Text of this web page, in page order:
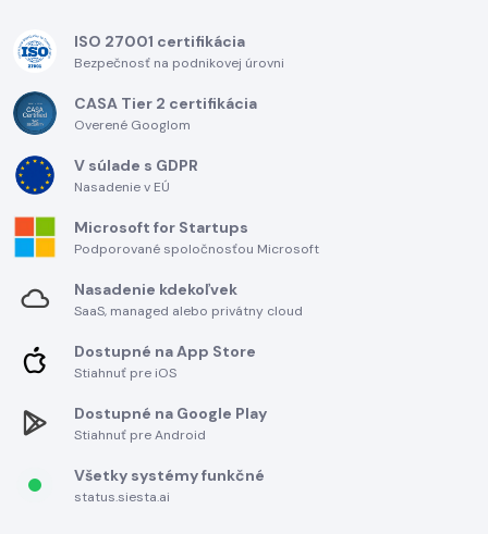
ISO 27001 certifikácia
Bezpečnosť na podnikovej úrovni
CASA Tier 2 certifikácia
Overené Googlom
V súlade s GDPR
Nasadenie v EÚ
Microsoft for Startups
Podporované spoločnosťou Microsoft
Nasadenie kdekoľvek
SaaS, managed alebo privátny cloud
Dostupné na App Store
Stiahnuť pre iOS
Dostupné na Google Play
Stiahnuť pre Android
Všetky systémy funkčné
status.siesta.ai